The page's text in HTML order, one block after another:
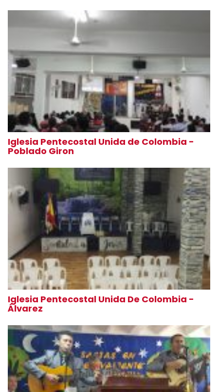
Iglesia Pentecostal Unida de Colombia -
Poblado Giron
Iglesia Pentecostal Unida De Colombia -
Álvarez